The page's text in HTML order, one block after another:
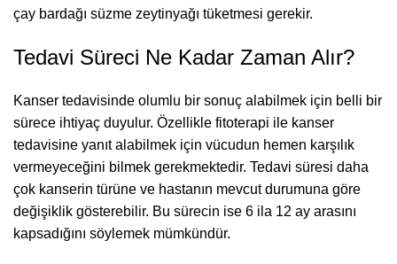
çay bardağı süzme zeytinyağı tüketmesi gerekir.
Tedavi Süreci Ne Kadar Zaman Alır?
Kanser tedavisinde olumlu bir sonuç alabilmek için belli bir
sürece ihtiyaç duyulur. Özellikle fitoterapi ile kanser
tedavisine yanıt alabilmek için vücudun hemen karşılık
vermeyeceğini bilmek gerekmektedir. Tedavi süresi daha
çok kanserin türüne ve hastanın mevcut durumuna göre
değişiklik gösterebilir. Bu sürecin ise 6 ila 12 ay arasını
kapsadığını söylemek mümkündür.